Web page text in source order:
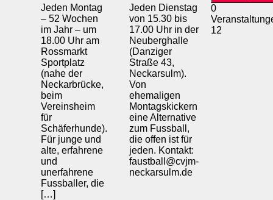
Jeden Montag
– 52 Wochen
im Jahr – um
18.00 Uhr am
Rossmarkt
Sportplatz
(nahe der
Neckarbrücke,
beim
Vereinsheim
für
Schäferhunde).
Für junge und
alte, erfahrene
und
unerfahrene
Fussballer, die
[…]
Jeden Dienstag
von 15.30 bis
17.00 Uhr in der
Neuberghalle
(Danziger
Straße 43,
Neckarsulm).
Von
ehemaligen
Montagskickern
eine Alternative
zum Fussball,
die offen ist für
jeden. Kontakt:
faustball@cvjm-
neckarsulm.de
0
12